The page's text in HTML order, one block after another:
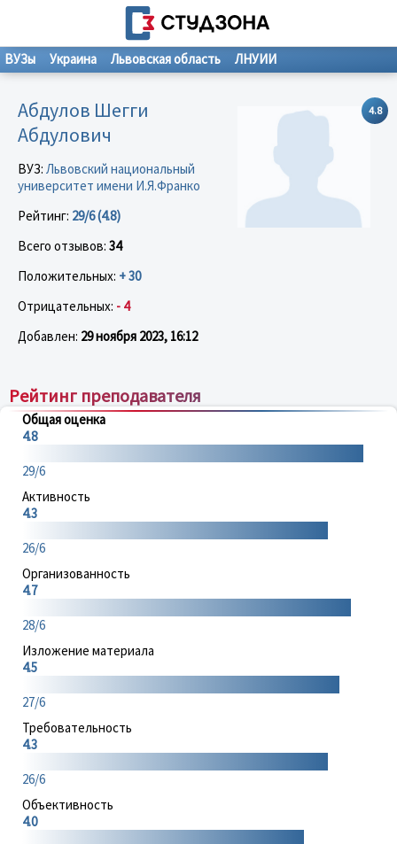
ВУЗы Украина Львовская область ЛНУИИ
4.8
Абдулов Шегги
Абдулович
ВУЗ: Львовский национальный
университет имени И.Я.Франко
Рейтинг: 29/6 (4.8)
Всего отзывов: 34
Положительных: + 30
Отрицательных: - 4
Добавлен: 29 ноября 2023, 16:12
Рейтинг преподавателя
Общая оценка
4.8
29/6
Активность
4.3
26/6
Организованность
4.7
28/6
Изложение материала
4.5
27/6
Требовательность
4.3
26/6
Объективность
4.0